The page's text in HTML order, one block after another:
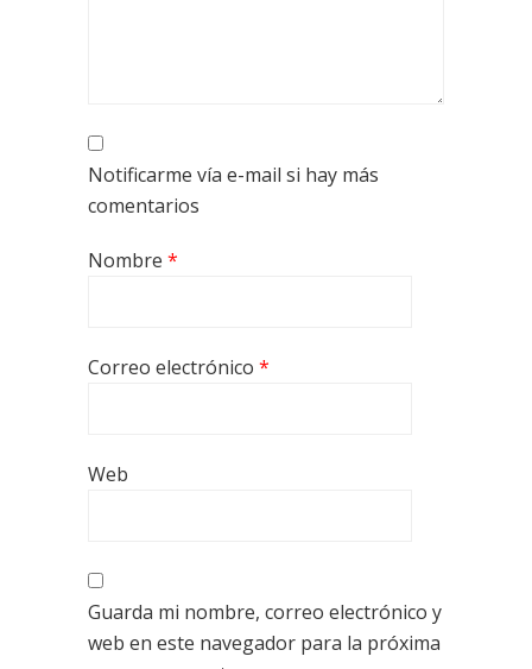
Notificarme vía e-mail si hay más
comentarios
Nombre *
Correo electrónico *
Web
Guarda mi nombre, correo electrónico y
web en este navegador para la próxima